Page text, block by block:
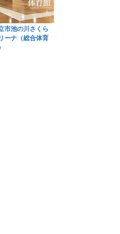
市池の川さくら
ーナ（総合体育